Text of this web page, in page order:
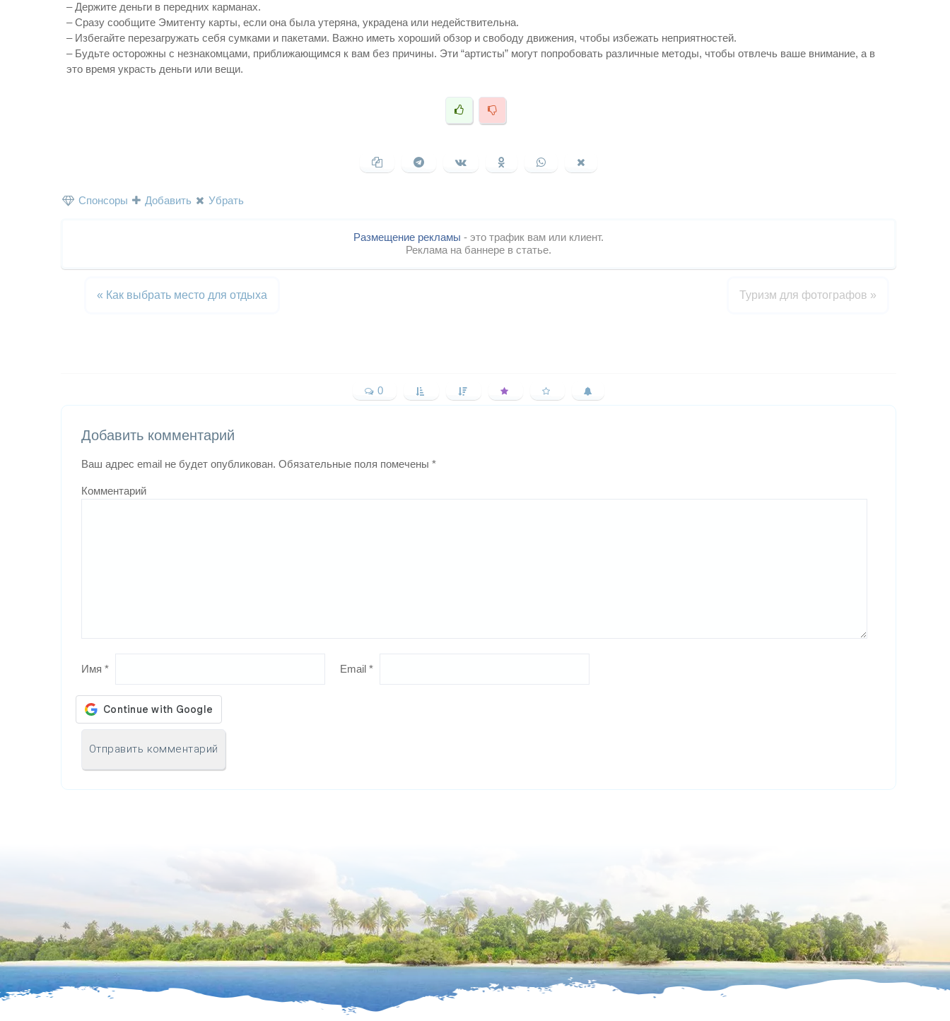
– Держите деньги в передних карманах.
– Сразу сообщите Эмитенту карты, если она была утеряна, украдена или недействительна.
– Избегайте перезагружать себя сумками и пакетами. Важно иметь хороший обзор и свободу движения, чтобы избежать неприятностей.
– Будьте осторожны с незнакомцами, приближающимся к вам без причины. Эти “артисты” могут попробовать различные методы, чтобы отвлечь ваше внимание, а в
это время украсть деньги или вещи.
Спонсоры Добавить Убрать
Размещение рекламы - это трафик вам или клиент.
Реклама на баннере в статье.
« Как выбрать место для отдыха Туризм для фотографов »
0
Добавить комментарий
Ваш адрес email не будет опубликован. Обязательные поля помечены *
Комментарий
Имя * Email *